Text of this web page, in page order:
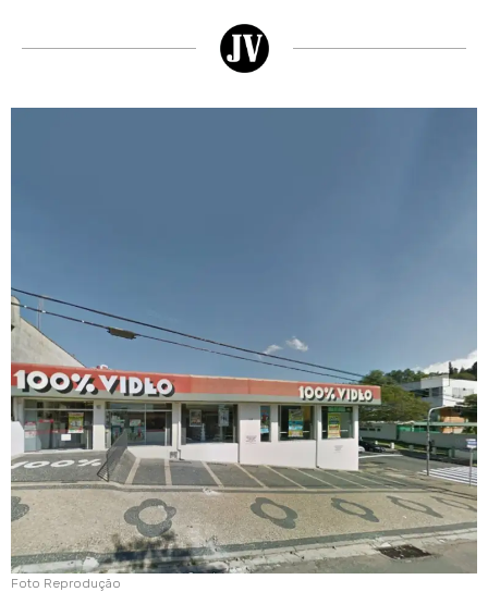
Foto Reprodução